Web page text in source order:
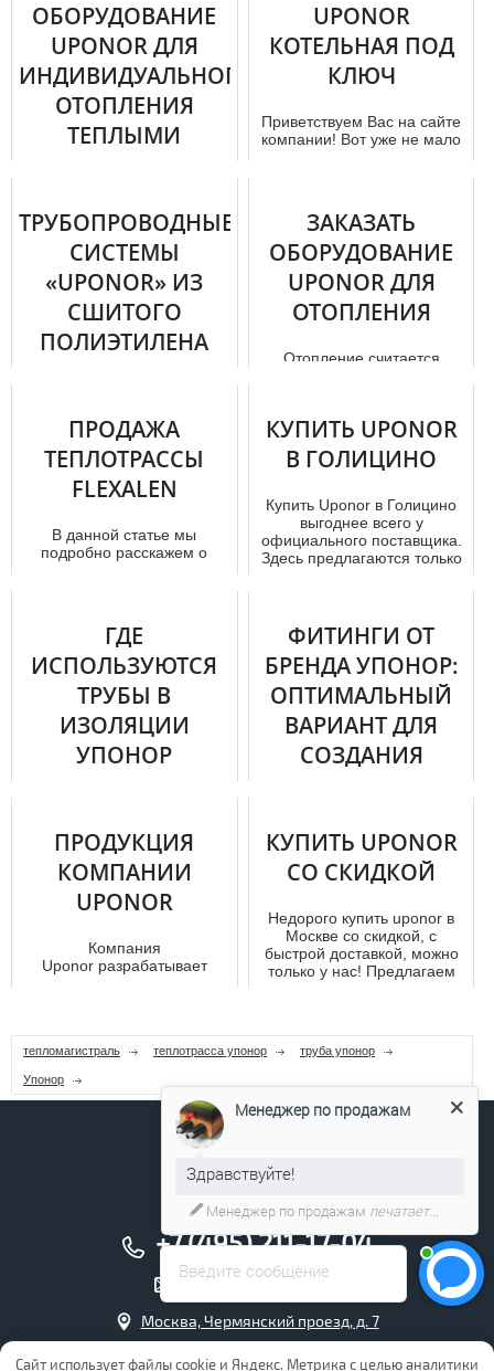
ОБОРУДОВАНИЕ
UPONOR ДЛЯ
ИНДИВИДУАЛЬНОГО
ОТОПЛЕНИЯ
ТЕПЛЫМИ
Предприниматели и
крупные предприятия
обращаются в нашу
компанию за покупкой
Uponor. Так как мы пред...
UPONOR
КОТЕЛЬНАЯ ПОД
КЛЮЧ
Приветствуем Вас на сайте
компании! Вот уже не мало
ТРУБОПРОВОДНЫЕ
СИСТЕМЫ
«UPONOR» ИЗ
СШИТОГО
ПОЛИЭТИЛЕНА
с трубопроводами.
Фактически, мы ежедневно
исп...
ЗАКАЗАТЬ
ОБОРУДОВАНИЕ
UPONOR ДЛЯ
ОТОПЛЕНИЯ
Отопление считается
настольк...
ПРОДАЖА
ТЕПЛОТРАССЫ
FLEXALEN
В данной статье мы
подробно расскажем о
КУПИТЬ UPONOR
В ГОЛИЦИНО
Купить Uponor в Голицино
выгоднее всего у
официального поставщика.
Здесь предлагаются только
ГДЕ
ИСПОЛЬЗУЮТСЯ
ТРУБЫ В
ИЗОЛЯЦИИ
УПОНОР
поставщиков пластиковых
трубопроводных систем
давно и прочно вошла пер...
ФИТИНГИ ОТ
БРЕНДА УПОНОР:
ОПТИМАЛЬНЫЙ
ВАРИАНТ ДЛЯ
СОЗДАНИЯ
Фитинги – это основные
элементы, которые
трубопроводов. Они служат
для со...
ПРОДУКЦИЯ
КОМПАНИИ
UPONOR
Компания
Uponor разрабатывает
охлаждающих систем. ...
КУПИТЬ UPONOR
СО СКИДКОЙ
Недорого купить uponor в
Москве со скидкой, с
быстрой доставкой, можно
только у нас! Предлагаем
тепломагистраль теплотрасса упонор труба упонор
Упонор
+7 (495) 211-17-04
info@uponor.company
Москва, Чермянский проезд, д. 7
Интернет магазин Упонор
Сайт использует файлы cookie и Яндекс. Метрика с целью аналитики
Введите сообщение
Менеджер по продажам
Здравствуйте!
Менеджер по продажам печатает...